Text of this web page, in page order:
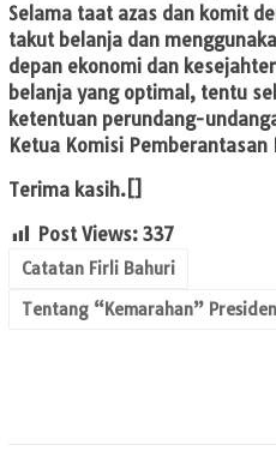
Selama taat azas dan komit
takut belanja dan
depan ekonomi dan
belanja yang optimal, tentu
ketentuan perundang-
Ketua Komisi Pemberantasan
Terima kasih.[]
Post Views: 337
Catatan Firli Bahuri
Tentang “Kemarahan”